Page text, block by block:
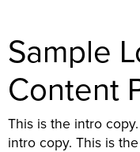
Sample
Content
This is the intro
intro copy. This is